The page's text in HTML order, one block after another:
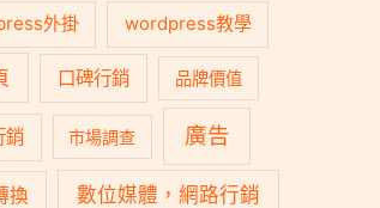
外掛 wordpress教學
口碑行銷 品牌價值
銷 市場調查 廣告
換 數位媒體，網路行銷